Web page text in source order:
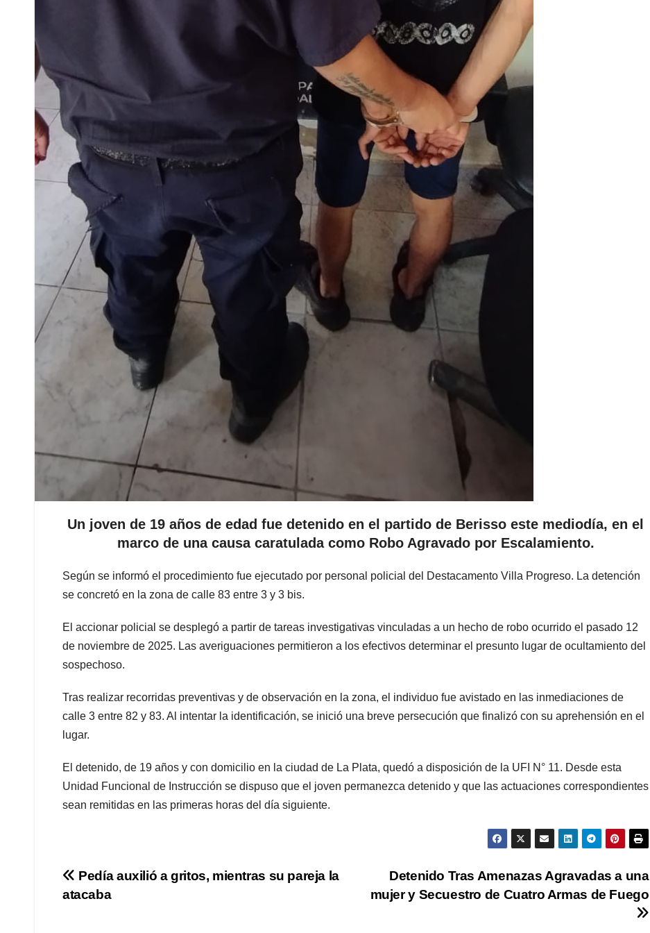
Un joven de 19 años de edad fue detenido en el partido de Berisso este mediodía, en el
marco de una causa caratulada como Robo Agravado por Escalamiento.
Según se informó el procedimiento fue ejecutado por personal policial del Destacamento Villa Progreso. La detención
se concretó en la zona de calle 83 entre 3 y 3 bis.
El accionar policial se desplegó a partir de tareas investigativas vinculadas a un hecho de robo ocurrido el pasado 12
de noviembre de 2025. Las averiguaciones permitieron a los efectivos determinar el presunto lugar de ocultamiento del
sospechoso.
Tras realizar recorridas preventivas y de observación en la zona, el individuo fue avistado en las inmediaciones de
calle 3 entre 82 y 83. Al intentar la identificación, se inició una breve persecución que finalizó con su aprehensión en el
lugar.
El detenido, de 19 años y con domicilio en la ciudad de La Plata, quedó a disposición de la UFI N° 11. Desde esta
Unidad Funcional de Instrucción se dispuso que el joven permanezca detenido y que las actuaciones correspondientes
sean remitidas en las primeras horas del día siguiente.
Navegación
Detenido Tras Amenazas Agravadas a una
mujer y Secuestro de Cuatro Armas de Fuego
Pedía auxilió a gritos, mientras su pareja la
atacaba